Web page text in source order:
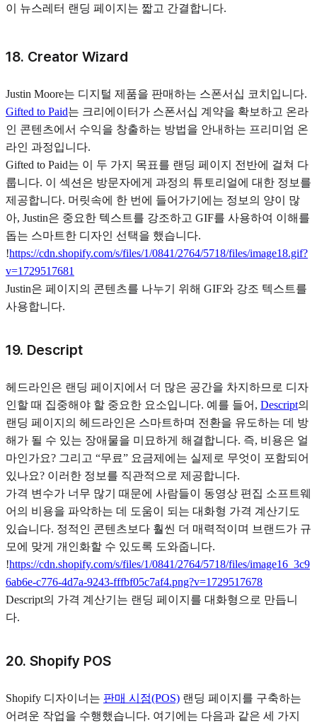
이 뉴스레터 랜딩 페이지는 짧고 간결합니다.
18. Creator Wizard
Justin Moore는 디지털 제품을 판매하는 스폰서십 코치입니다.
Gifted to Paid는 크리에이터가 스폰서십 계약을 확보하고 온라
인 콘텐츠에서 수익을 창출하는 방법을 안내하는 프리미엄 온
라인 과정입니다.
Gifted to Paid는 이 두 가지 목표를 랜딩 페이지 전반에 걸쳐 다
룹니다. 이 섹션은 방문자에게 과정의 튜토리얼에 대한 정보를
제공합니다. 머릿속에 한 번에 들어가기에는 정보의 양이 많
아, Justin은 중요한 텍스트를 강조하고 GIF를 사용하여 이해를
돕는 스마트한 디자인 선택을 했습니다.
!https://cdn.shopify.com/s/files/1/0841/2764/5718/files/image18.gif?
v=1729517681
Justin은 페이지의 콘텐츠를 나누기 위해 GIF와 강조 텍스트를
사용합니다.
19. Descript
헤드라인은 랜딩 페이지에서 더 많은 공간을 차지하므로 디자
인할 때 집중해야 할 중요한 요소입니다. 예를 들어, Descript의
랜딩 페이지의 헤드라인은 스마트하며 전환을 유도하는 데 방
해가 될 수 있는 장애물을 미묘하게 해결합니다. 즉, 비용은 얼
마인가요? 그리고 “무료” 요금제에는 실제로 무엇이 포함되어
있나요? 이러한 정보를 직관적으로 제공합니다.
가격 변수가 너무 많기 때문에 사람들이 동영상 편집 소프트웨
어의 비용을 파악하는 데 도움이 되는 대화형 가격 계산기도
있습니다. 정적인 콘텐츠보다 훨씬 더 매력적이며 브랜드가 규
모에 맞게 개인화할 수 있도록 도와줍니다.
!https://cdn.shopify.com/s/files/1/0841/2764/5718/files/image16_3c9
6ab6e-c776-4d7a-9243-fffbf05c7af4.png?v=1729517678
Descript의 가격 계산기는 랜딩 페이지를 대화형으로 만듭니
다.
20. Shopify POS
Shopify 디자이너는 판매 시점(POS) 랜딩 페이지를 구축하는
어려운 작업을 수행했습니다. 여기에는 다음과 같은 세 가지